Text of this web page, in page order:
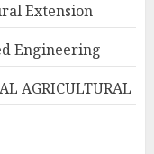
Extension
Engineering
AGRICULTURAL